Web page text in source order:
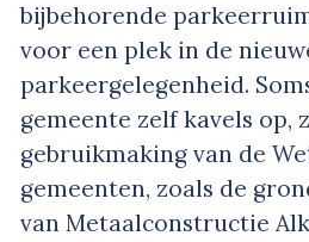
bijbehorende
voor een plek in de
parkeergelegenheid.
gemeente zelf kavels op,
gebruikmaking van de
gemeenten, zoals de
van Metaalconstructie